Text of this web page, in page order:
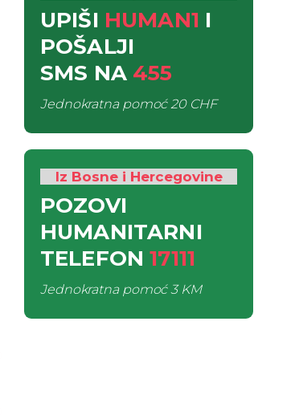
UPIŠI HUMAN1 I
POŠALJI
SMS NA 455
Jednokratna pomoć20 CHF
Iz Bosne i Hercegovine
POZOVI
HUMANITARNI
TELEFON 17111
Jednokratna pomoć3 KM